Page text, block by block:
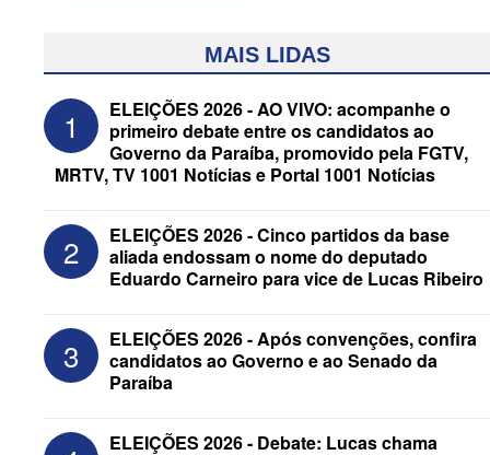
reeleição, Veneziano escolhe segundo
suplente para o Senado; saiba que é
MAIS LIDAS
1
ELEIÇÕES 2026 - AO VIVO: acompanhe o
primeiro debate entre os candidatos ao
Governo da Paraíba, promovido pela FGTV,
MRTV, TV 1001 Notícias e Portal 1001 Notícias
2
ELEIÇÕES 2026 - Cinco partidos da base
aliada endossam o nome do deputado
Eduardo Carneiro para vice de Lucas Ribeiro
3
ELEIÇÕES 2026 - Após convenções, confira
candidatos ao Governo e ao Senado da
Paraíba
ELEIÇÕES 2026 - Debate: Lucas chama